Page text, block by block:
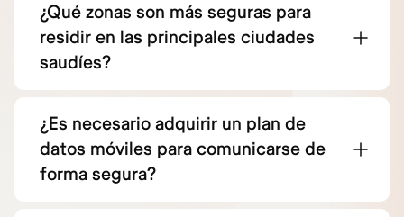
¿Qué zonas son más seguras para
residir en las principales ciudades
saudíes?
¿Es necesario adquirir un plan de
datos móviles para comunicarse de
forma segura?